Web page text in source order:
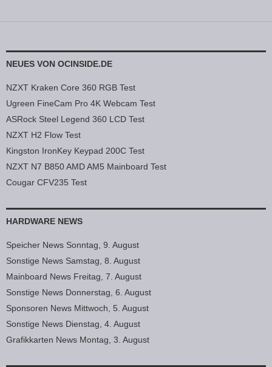
NEUES VON OCINSIDE.DE
NZXT Kraken Core 360 RGB Test
Ugreen FineCam Pro 4K Webcam Test
ASRock Steel Legend 360 LCD Test
NZXT H2 Flow Test
Kingston IronKey Keypad 200C Test
NZXT N7 B850 AMD AM5 Mainboard Test
Cougar CFV235 Test
HARDWARE NEWS
Speicher News Sonntag, 9. August
Sonstige News Samstag, 8. August
Mainboard News Freitag, 7. August
Sonstige News Donnerstag, 6. August
Sponsoren News Mittwoch, 5. August
Sonstige News Dienstag, 4. August
Grafikkarten News Montag, 3. August